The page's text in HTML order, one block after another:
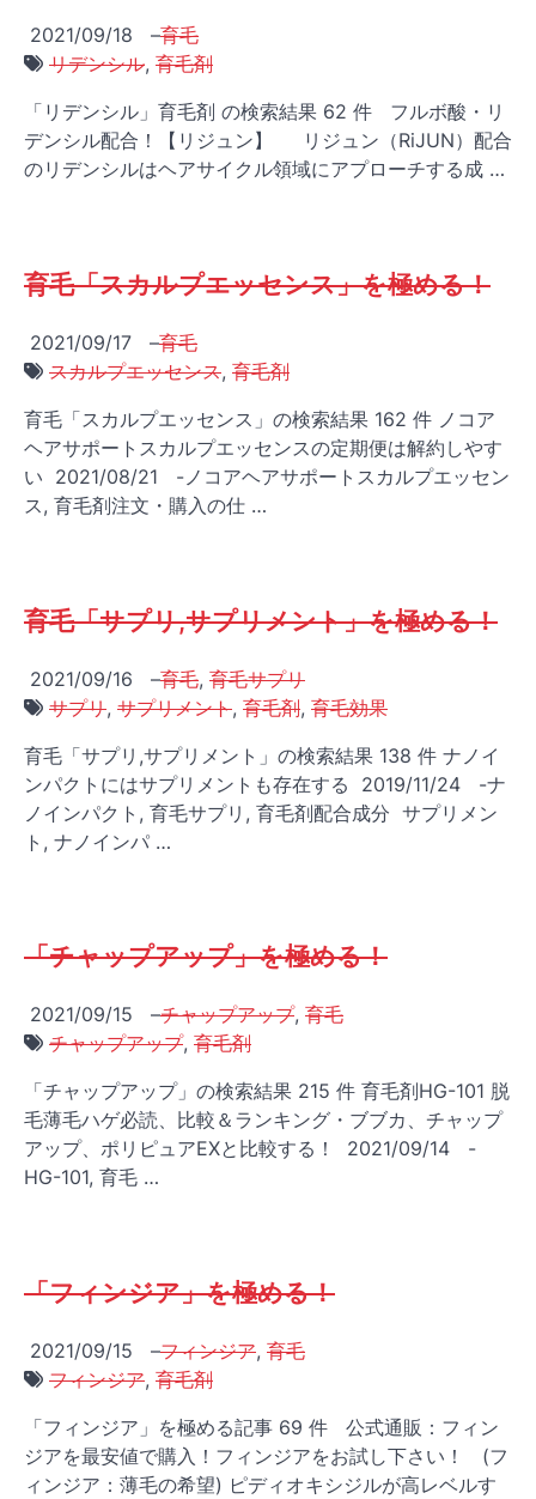
2021/09/18 –育毛
リデンシル, 育毛剤
「リデンシル」育毛剤 の検索結果 62 件 フルボ酸・リ
デンシル配合！【リジュン】 リジュン（RiJUN）配合
のリデンシルはヘアサイクル領域にアプローチする成 …
育毛「スカルプエッセンス」を極める！
2021/09/17 –育毛
スカルプエッセンス, 育毛剤
育毛「スカルプエッセンス」の検索結果 162 件 ノコア
ヘアサポートスカルプエッセンスの定期便は解約しやす
い 2021/08/21 -ノコアヘアサポートスカルプエッセン
ス, 育毛剤注文・購入の仕 …
育毛「サプリ,サプリメント」を極める！
2021/09/16 –育毛, 育毛サプリ
サプリ, サプリメント, 育毛剤, 育毛効果
育毛「サプリ,サプリメント」の検索結果 138 件 ナノイ
ンパクトにはサプリメントも存在する 2019/11/24 -ナ
ノインパクト, 育毛サプリ, 育毛剤配合成分 サプリメン
ト, ナノインパ …
「チャップアップ」を極める！
2021/09/15 –チャップアップ, 育毛
チャップアップ, 育毛剤
「チャップアップ」の検索結果 215 件 育毛剤HG-101 脱
毛薄毛ハゲ必読、比較＆ランキング・ブブカ、チャップ
アップ、ポリピュアEXと比較する！ 2021/09/14 -
HG-101, 育毛 …
「フィンジア」を極める！
2021/09/15 –フィンジア, 育毛
フィンジア, 育毛剤
「フィンジア」を極める記事 69 件 公式通販：フィン
ジアを最安値で購入！フィンジアをお試し下さい！ (フ
ィンジア：薄毛の希望) ピディオキシジルが高レベルす